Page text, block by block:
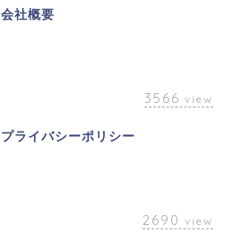
会社概要
3566 view
プライバシーポリシー
2690 view